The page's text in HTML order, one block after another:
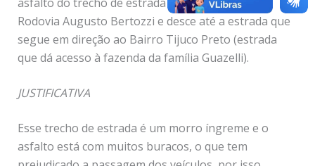
Rodovia Augusto Bertozzi e desce até a estrada que
segue em direção ao Bairro Tijuco Preto (estrada
que dá acesso à fazenda da família Guazelli).
JUSTIFICATIVA
Esse trecho de estrada é um morro íngreme e o
asfalto está com muitos buracos, o que tem